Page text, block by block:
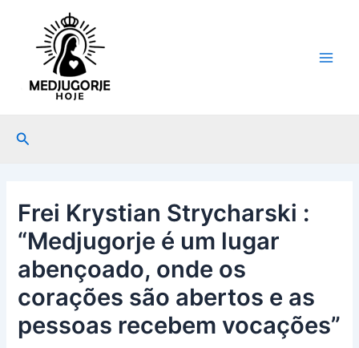
conteúdo
Pesquisar
Frei Krystian Strycharski :
“Medjugorje é um lugar
abençoado, onde os
corações são abertos e as
pessoas recebem vocações”
navigation